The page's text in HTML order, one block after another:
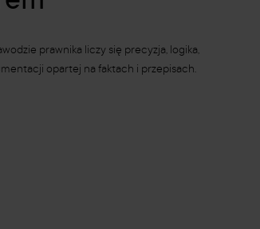
prawnika liczy się precyzja, logika,
opartej na faktach i przepisach.